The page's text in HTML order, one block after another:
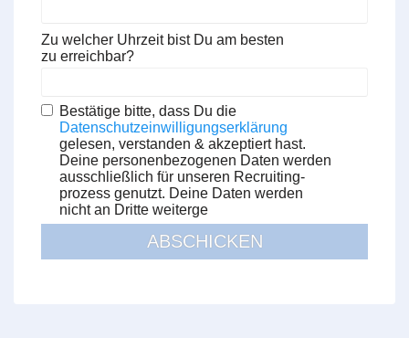
Zu welcher Uhrzeit bist Du am besten
zu erreichbar?
Datenschutzeinwilligungserklärung
gelesen, verstanden & akzeptiert hast.
Deine personenbezogenen Daten werden
ausschließlich für unseren Recruiting-
prozess genutzt. Deine Daten werden
nicht an Dritte weiterge
ABSCHICKEN